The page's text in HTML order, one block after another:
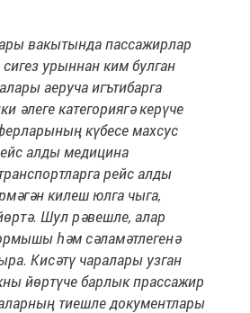
вакытында пассажирлар
урыннан ким булган
аеруча игътибарга
әлеге категориягә керүче
күбесе махсус
алды медицина
рейс алды
килеш юлга чыга,
Шул рәвешле, алар
һәм сәламәтлегенә
Кисәтү чаралары узган
йөртүче барлык прассажир
тиешле документлары